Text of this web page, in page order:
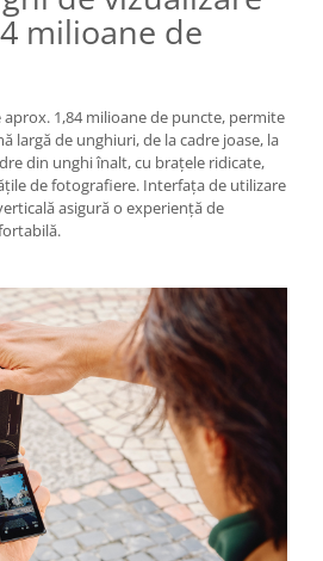
milioane de
aprox. 1,84 milioane de puncte, permite
largă de unghiuri, de la cadre joase, la
din unghi înalt, cu brațele ridicate,
de fotografiere. Interfața de utilizare
asigură o experiență de